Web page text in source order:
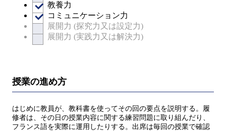
教養力
コミュニケーション力
展開力 (探究力又は設定力)
展開力 (実践力又は解決力)
授業の進め方
はじめに教員が、教科書を使ってその回の要点を説明する。履
修者は、その日の授業内容に関する練習問題に取り組んだり、
フランス語を実際に運用したりする。出席は毎回の授業で確認